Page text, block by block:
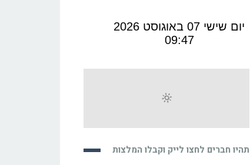
תהיו חברים לחצו לייק וקבלו המלצות